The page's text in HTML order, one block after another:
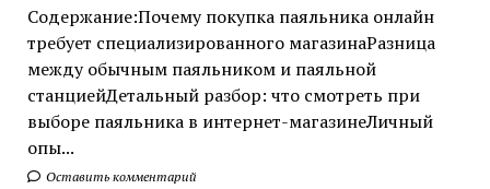
Содержание:Почему покупка паяльника онлайн
требует специализированного магазинаРазница
между обычным паяльником и паяльной
станциейДетальный разбор: что смотреть при
выборе паяльника в интернет-магазинеЛичный
опы...
Оставить комментарий